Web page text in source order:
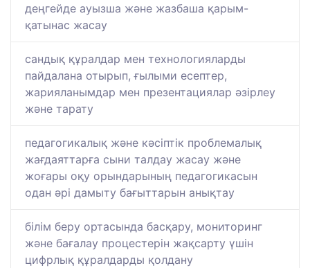
деңгейде ауызша және жазбаша қарым-
қатынас жасау
сандық құралдар мен технологияларды
пайдалана отырып, ғылыми есептер,
жарияланымдар мен презентациялар әзірлеу
және тарату
педагогикалық және кәсіптік проблемалық
жағдаяттарға сыни талдау жасау және
жоғары оқу орындарының педагогикасын
одан әрі дамыту бағыттарын анықтау
білім беру ортасында басқару, мониторинг
және бағалау процестерін жақсарту үшін
цифрлық құралдарды қолдану